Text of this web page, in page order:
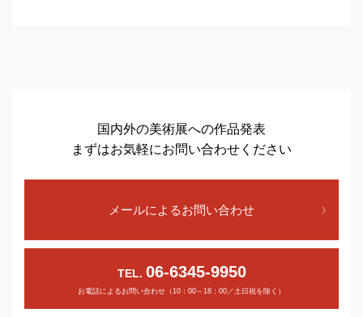
国内外の美術展への作品発表
まずはお気軽にお問い合わせください
メールによるお問い合わせ
TEL. 06-6345-9950
お電話によるお問い合わせ（10：00～18：00／土日祝を除く）